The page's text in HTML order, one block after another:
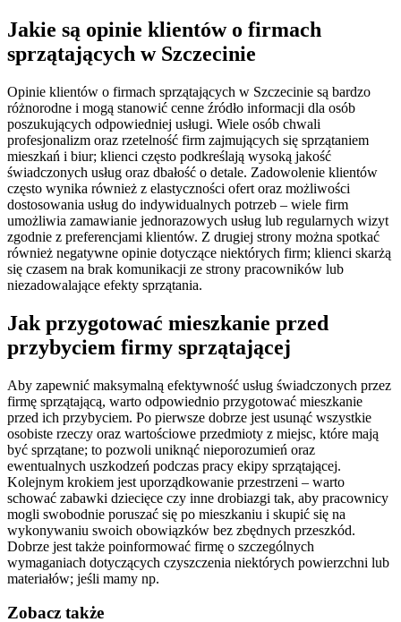
Jakie są opinie klientów o firmach
sprzątających w Szczecinie
Opinie klientów o firmach sprzątających w Szczecinie są bardzo
różnorodne i mogą stanowić cenne źródło informacji dla osób
poszukujących odpowiedniej usługi. Wiele osób chwali
profesjonalizm oraz rzetelność firm zajmujących się sprzątaniem
mieszkań i biur; klienci często podkreślają wysoką jakość
świadczonych usług oraz dbałość o detale. Zadowolenie klientów
często wynika również z elastyczności ofert oraz możliwości
dostosowania usług do indywidualnych potrzeb – wiele firm
umożliwia zamawianie jednorazowych usług lub regularnych wizyt
zgodnie z preferencjami klientów. Z drugiej strony można spotkać
również negatywne opinie dotyczące niektórych firm; klienci skarżą
się czasem na brak komunikacji ze strony pracowników lub
niezadowalające efekty sprzątania.
Jak przygotować mieszkanie przed
przybyciem firmy sprzątającej
Aby zapewnić maksymalną efektywność usług świadczonych przez
firmę sprzątającą, warto odpowiednio przygotować mieszkanie
przed ich przybyciem. Po pierwsze dobrze jest usunąć wszystkie
osobiste rzeczy oraz wartościowe przedmioty z miejsc, które mają
być sprzątane; to pozwoli uniknąć nieporozumień oraz
ewentualnych uszkodzeń podczas pracy ekipy sprzątającej.
Kolejnym krokiem jest uporządkowanie przestrzeni – warto
schować zabawki dziecięce czy inne drobiazgi tak, aby pracownicy
mogli swobodnie poruszać się po mieszkaniu i skupić się na
wykonywaniu swoich obowiązków bez zbędnych przeszkód.
Dobrze jest także poinformować firmę o szczególnych
wymaganiach dotyczących czyszczenia niektórych powierzchni lub
materiałów; jeśli mamy np.
Zobacz także